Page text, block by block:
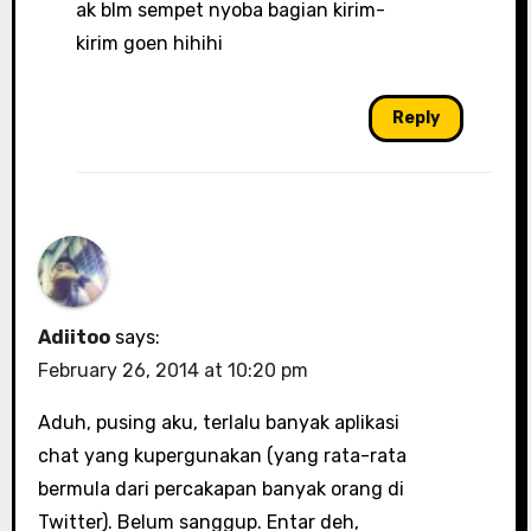
ak blm sempet nyoba bagian kirim-
kirim goen hihihi
Reply
Adiitoo says:
February 26, 2014 at 10:20 pm
Aduh, pusing aku, terlalu banyak aplikasi
chat yang kupergunakan (yang rata-rata
bermula dari percakapan banyak orang di
Twitter). Belum sanggup. Entar deh,